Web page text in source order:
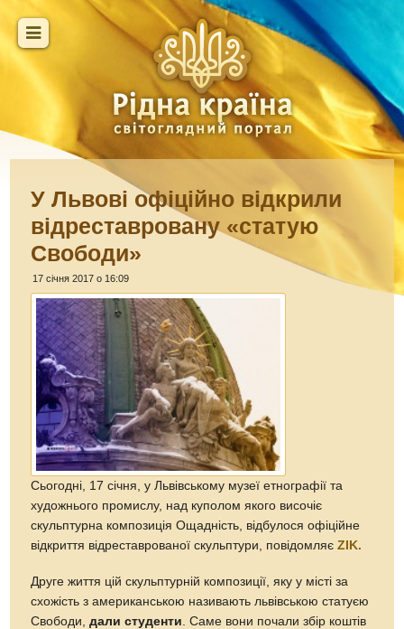
У Львові офіційно відкрили
відреставровану «статую
Свободи»
17 січня 2017 о 16:09
Сьогодні, 17 січня, у Львівському музеї етнографії та
художнього промислу, над куполом якого височіє
скульптурна композиція Ощадність, відбулося офіційне
відкриття відреставрованої скульптури, повідомляєZIK.
Друге життя цій скульптурній композиції, яку у місті за
схожість з американською називають львівською статуєю
Свободи,дали студенти . Саме вони почали збір коштів